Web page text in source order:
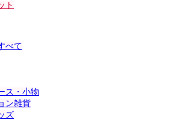
ト
べて
ス・小物
ン雑貨
ズ